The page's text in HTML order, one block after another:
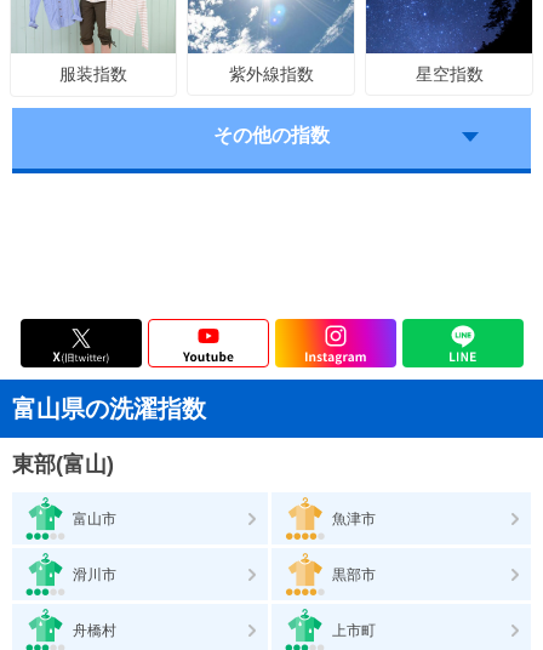
服装指数 紫外線指数 星空指数
その他の指数
富山県の洗濯指数
東部(富山)
富山市 魚津市
滑川市 黒部市
舟橋村 上市町